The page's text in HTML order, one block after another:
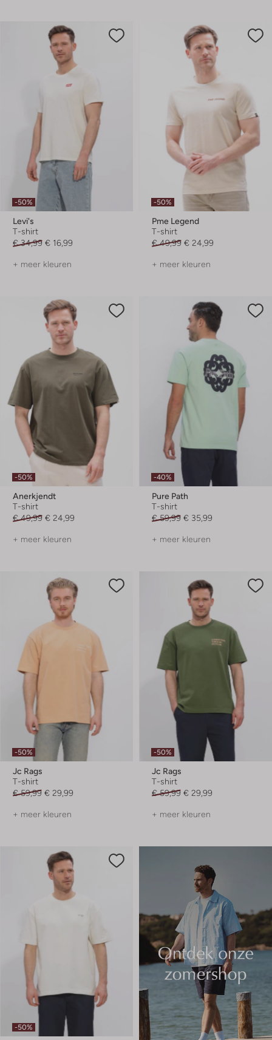
-50%
Levi's
T-shirt
€ 34,99 € 16,99
+ meer kleuren
-50%
Pme Legend
T-shirt
€ 49,99 € 24,99
+ meer kleuren
-50%
Anerkjendt
T-shirt
€ 49,99 € 24,99
+ meer kleuren
-40%
Pure Path
T-shirt
€ 59,99 € 35,99
+ meer kleuren
-50%
Jc Rags
T-shirt
€ 59,99 € 29,99
+ meer kleuren
-50%
Jc Rags
T-shirt
€ 59,99 € 29,99
+ meer kleuren
-50%